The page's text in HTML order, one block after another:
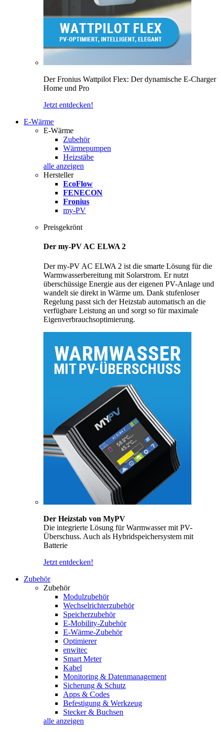
Der Fronius Wattpilot Flex: Der dynamische E-Charger
Home und Pro
Jetzt entdecken!
E-Wärme
E-Wärme
Zubehör
Wärmepumpen
Heizstäbe
alle anzeigen
Hersteller
EcoFlow
FENECON
Fronius
my-PV
Preisgekrönt
Der my-PV AC ELWA 2
Der my-PV AC ELWA 2 ist die smarte Lösung für die
Warmwasserbereitung mit Solarstrom. Er nutzt
überschüssige Energie aus der eigenen PV-Anlage und
wandelt sie direkt in Wärme um. Dank stufenloser
Regelung passt sich der Heizstab automatisch an die
verfügbare Leistung an und sorgt so für maximale
Eigenverbrauchsoptimierung.
Der Heizstab von MyPV
Die integrierte Lösung für Warmwasser mit PV-
Überschuss. Auch als Hybridspeichersystem mit
Batterie
Jetzt entdecken!
Zubehör
Zubehör
Modulzubehör
Wechselrichterzubehör
Speicherzubehör
E-Mobility-Zubehör
E-Wärme-Zubehör
Optimierer
enwitec
Smart Meter
Kabel
Monitoring & Datenmanagement
Sicherung & Schutz
Apps & Codes
Befestigung & Werkzeug
Stecker & Buchsen
alle anzeigen